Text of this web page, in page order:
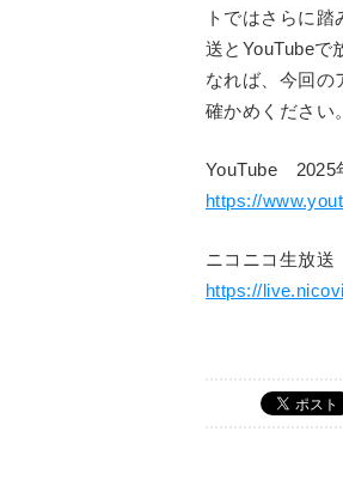
トではさらに
送とYouTubeで
なれば、今回の
確かめください。
YouTube 2025
https://
ニコニコ生放
https://